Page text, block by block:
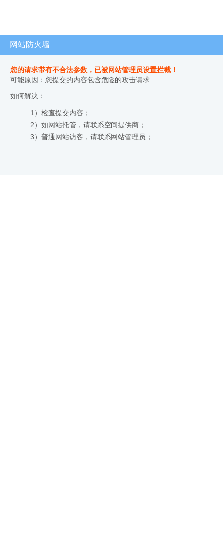
网站防火墙
您的请求带有不合法参数，已被网站管理员设置拦截！
可能原因：您提交的内容包含危险的攻击请求
如何解决：
1）检查提交内容；
2）如网站托管，请联系空间提供商；
3）普通网站访客，请联系网站管理员；